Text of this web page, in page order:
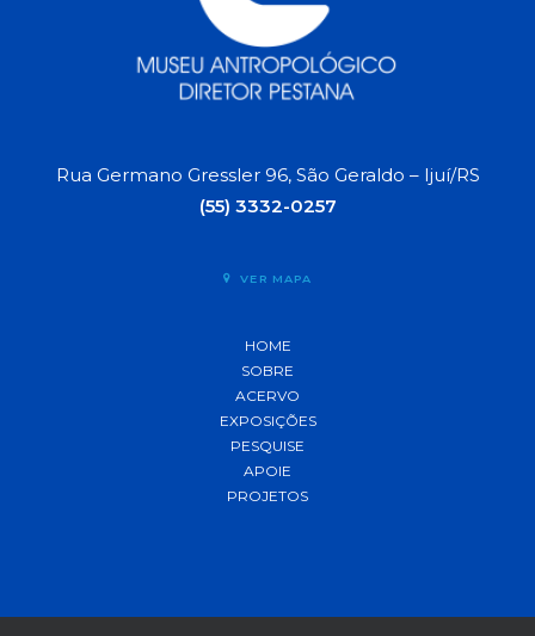
Rua Germano Gressler 96, São Geraldo – Ijuí/RS
(55) 3332-0257
VER MAPA
HOME
SOBRE
ACERVO
EXPOSIÇÕES
PESQUISE
APOIE
PROJETOS